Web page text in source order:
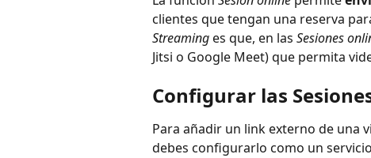
clientes que tengan una reserva
Streaming es que, en las Sesiones
Jitsi o Google Meet) que permita
Configurar las
Para añadir un link externo de una
debes configurarlo como un